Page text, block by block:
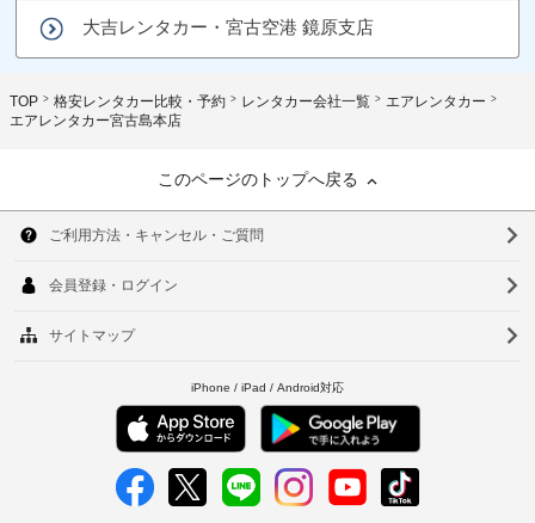
大吉レンタカー・宮古空港 鏡原支店
TOP 格安レンタカー比較・予約 レンタカー会社一覧
エアレンタカー
エアレンタカー宮古島本店
このページのトップへ戻る